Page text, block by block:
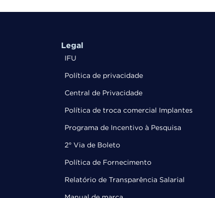
Legal
IFU
Política de privacidade
Central de Privacidade
Política de troca comercial Implantes
Programa de Incentivo à Pesquisa
2° Via de Boleto
Política de Fornecimento
Relatório de Transparência Salarial